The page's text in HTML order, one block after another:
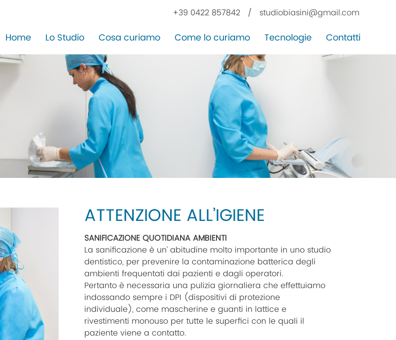
+39 0422 857842 / studiobiasini@gmail.com
Home Lo Studio Cosa curiamo Come lo curiamo Tecnologie Contatti
ATTENZIONE ALL’IGIENE
SANIFICAZIONE QUOTIDIANA AMBIENTI
La sanificazione è un’ abitudine molto importante in uno studio
dentistico, per prevenire la contaminazione batterica degli
ambienti frequentati dai pazienti e dagli operatori.
Pertanto è necessaria una pulizia giornaliera che effettuiamo
indossando sempre i DPI (dispositivi di protezione
individuale), come mascherine e guanti in lattice e
rivestimenti monouso per tutte le superfici con le quali il
paziente viene a contatto.